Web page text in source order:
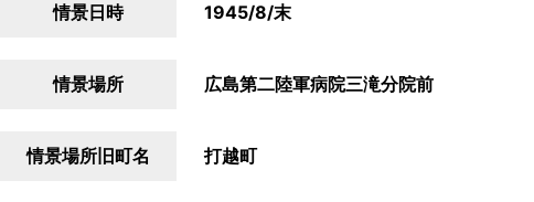
情景日時 1945/8/末
情景場所 広島第二陸軍病院三滝分院前
情景場所旧町名 打越町